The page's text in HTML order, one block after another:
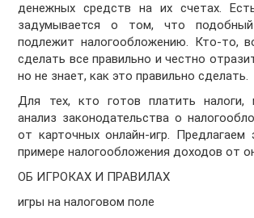
денежных средств на их счетах.
задумывается о том, что
подлежит налогообложению. Кто-то,
сделать все правильно и честно
но не знает, как это правильно сделать.
Для тех, кто готов платить налоги,
анализ законодательства о
от карточных онлайн-игр. Предлагаем
примере налогообложения доходов от
ОБ ИГРОКАХ И ПРАВИЛАХ
игры на налоговом поле